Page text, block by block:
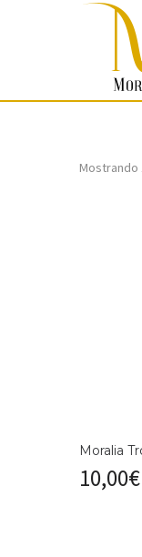
Mostrando
Moralia
10,00€